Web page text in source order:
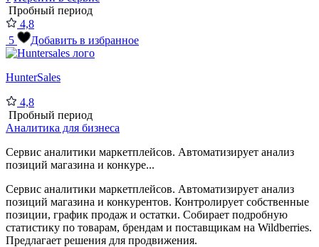
Пробный период
4,8
5
Добавить в избранное
HunterSales
4,8
Пробный период
Аналитика для бизнеса
Сервис аналитики маркетплейсов. Автоматизирует анализ
позиций магазина и конкуре...
Сервис аналитики маркетплейсов. Автоматизирует анализ
позиций магазина и конкурентов. Контролирует собственные
позиции, график продаж и остатки. Собирает подробную
статистику по товарам, брендам и поставщикам на Wildberries.
Предлагает решения для продвижения.